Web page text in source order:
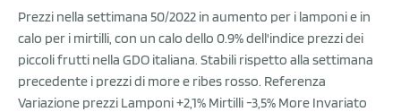
Prezzi nella settimana 50/2022 in aumento per i lamponi e in
calo per i mirtilli, con un calo dello 0.9% dell'indice prezzi dei
piccoli frutti nella GDO italiana. Stabili rispetto alla settimana
precedente i prezzi di more e ribes rosso. Referenza
Variazione prezzi Lamponi +2,1% Mirtilli -3,5% More Invariato